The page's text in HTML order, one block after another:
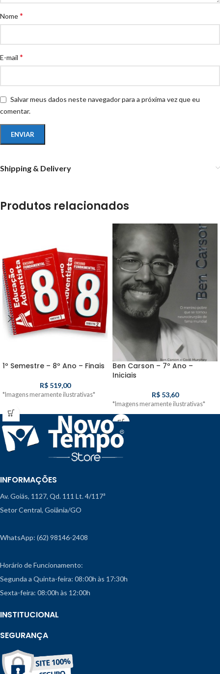
Nome*
E-mail *
Salvar meus dados neste navegador para a próxima vez que eu
comentar.
Shipping & Delivery
Produtos relacionados
1º Semestre – 8º Ano – Finais
R$519,00
*Imagens meramente ilustrativas*
Ben Carson – 7º Ano –
Iniciais
R$53,60
*Imagens meramente ilustrativas*
INFORMAÇÕES
Av. Goiás, 1127, Qd. 111 Lt. 4/117ª
Setor Central, Goiânia/GO
WhatsApp: (62) 98146-2408
Horário de Funcionamento:
Segunda a Quinta-feira: 08:00h às 17:30h
Sexta-feira: 08:00h às 12:00h
INSTITUCIONAL
SEGURANÇA